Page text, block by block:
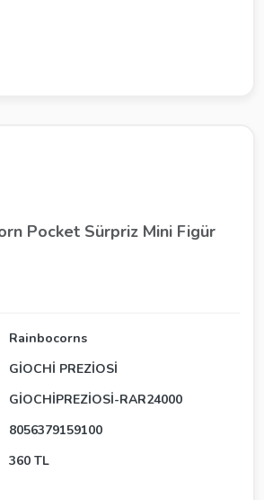
Pocket Sürpriz Mini Figür
Rainbocorns
GİOCHİ PREZİOSİ
GİOCHİPREZİOSİ-RAR24000
8056379159100
360 TL